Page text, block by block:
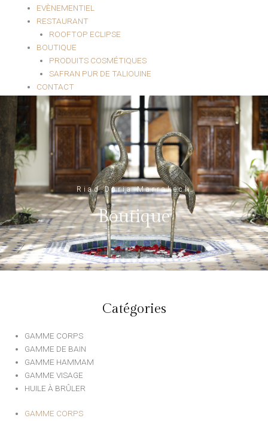
EVÈNEMENTIEL
RESTAURANT
ROOFTOP ECLIPSE
BOUTIQUE
PRODUITS COSMÉTIQUES
SAFRAN PUR DE TALIOUINE
CONTACT
Riad Daria Marrakech
Boutique
Catégories
GAMME CORPS
GAMME DE BAIN
GAMME HAMMAM
GAMME VISAGE
HUILE À BRÛLER
GAMME CORPS